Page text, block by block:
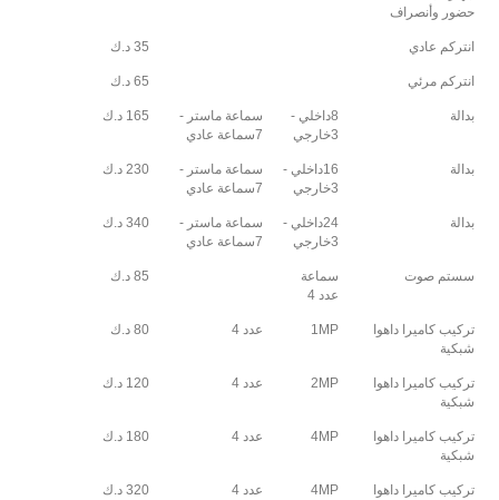
حضور وأنصراف
انتركم عادي 35 د.ك
انتركم مرئي 65 د.ك
بدالة
8داخلي -
3خارجي
سماعة ماستر -
7سماعة عادي
165 د.ك
بدالة
16داخلي -
3خارجي
سماعة ماستر -
7سماعة عادي
230 د.ك
بدالة
24داخلي -
3خارجي
سماعة ماستر -
7سماعة عادي
340 د.ك
سستم صوت
سماعة
عدد 4
85 د.ك
تركيب كاميرا داهوا
شبكية
1MP عدد 4 80 د.ك
تركيب كاميرا داهوا
شبكية
2MP عدد 4 120 د.ك
تركيب كاميرا داهوا
شبكية
4MP عدد 4 180 د.ك
تركيب كاميرا داهوا
4MP عدد 4 320 د.ك